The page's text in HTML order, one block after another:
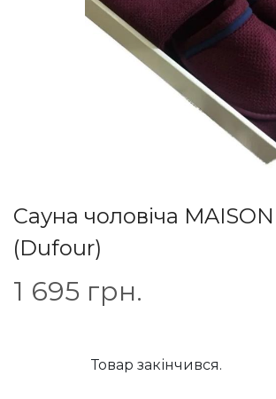
Сауна чоловіча
(Dufour)
1 695 грн.
Товар закінчився.